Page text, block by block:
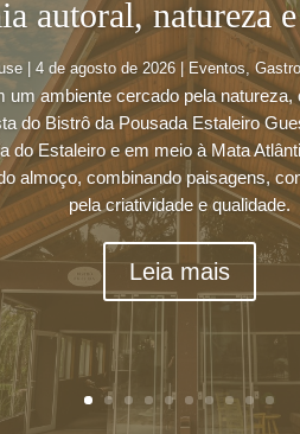
autoral, natureza
| 4 de agosto de 2026| Eventos,
um ambiente cercado pela
do Bistrô da Pousada Estaleiro
do Estaleiro e em meio à Mata
almoço, combinando paisagens,
pela criatividade e qualidade.
Leia mais